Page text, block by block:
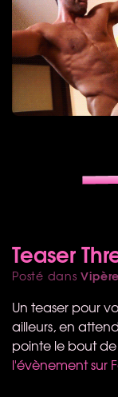
Teaser
Posté dans
Un teaser pour
ailleurs, en
pointe le bout de
l'évènement sur